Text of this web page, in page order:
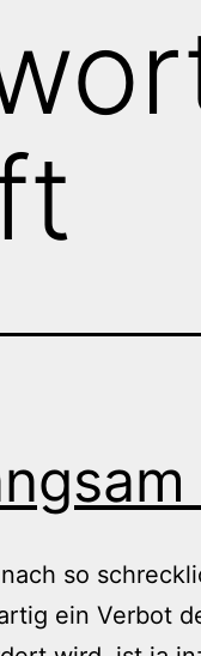
nach so
ein Verbot